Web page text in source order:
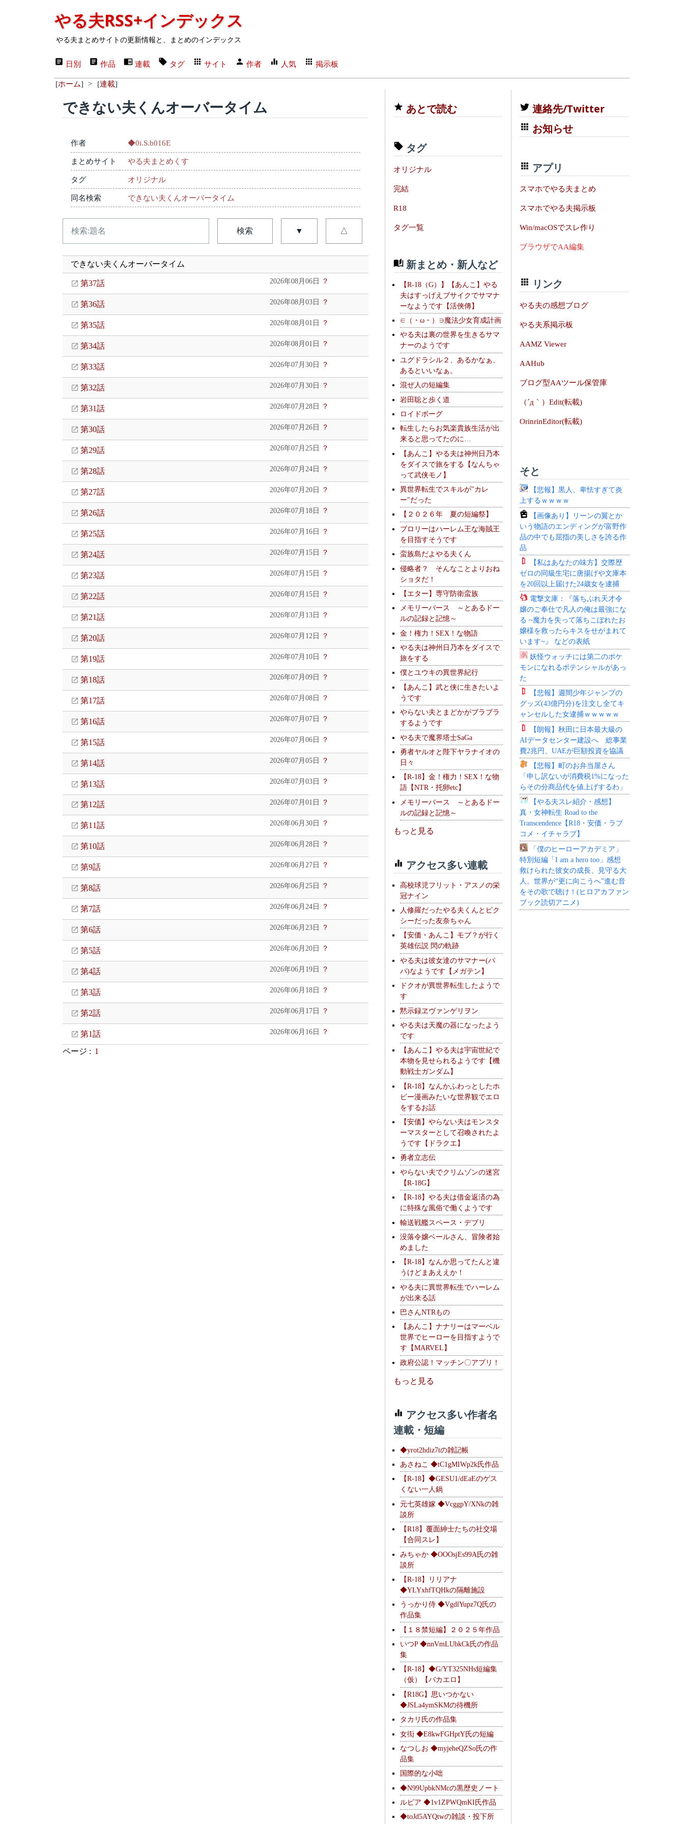
やる夫RSS+インデックス
やる夫まとめサイトの更新情報と、まとめのインデックス
日別 作品 連載 タグ サイト 作者 人気 掲示板
[ホーム] > [連載]
できない夫くんオーバータイム
作者 ◆0i.S.b016E
まとめサイト やる夫まとめくす
タグ オリジナル
同名検索 できない夫くんオーバータイム
検索 ▼ △
できない夫くんオーバータイム
第37話 2026年08月06日 ？
第36話 2026年08月03日 ？
第35話 2026年08月01日 ？
第34話 2026年08月01日 ？
第33話 2026年07月30日 ？
第32話 2026年07月30日 ？
第31話 2026年07月28日 ？
第30話 2026年07月26日 ？
第29話 2026年07月25日 ？
第28話 2026年07月24日 ？
第27話 2026年07月20日 ？
第26話 2026年07月18日 ？
第25話 2026年07月16日 ？
第24話 2026年07月15日 ？
第23話 2026年07月15日 ？
第22話 2026年07月15日 ？
第21話 2026年07月13日 ？
第20話 2026年07月12日 ？
第19話 2026年07月10日 ？
第18話 2026年07月09日 ？
第17話 2026年07月08日 ？
第16話 2026年07月07日 ？
第15話 2026年07月06日 ？
第14話 2026年07月05日 ？
第13話 2026年07月03日 ？
第12話 2026年07月01日 ？
第11話 2026年06月30日 ？
第10話 2026年06月28日 ？
第9話 2026年06月27日 ？
第8話 2026年06月25日 ？
第7話 2026年06月24日 ？
第6話 2026年06月23日 ？
第5話 2026年06月20日 ？
第4話 2026年06月19日 ？
第3話 2026年06月18日 ？
第2話 2026年06月17日 ？
第1話 2026年06月16日 ？
ページ : 1
あとで読む
タグ
オリジナル
完結
R18
タグ一覧
新まとめ・新人など
【R-18（G）】【あんこ】やる
夫はすっげえブサイクでサマナ
ーなようです【活俠傳】
∈（・ω・）∋魔法少女育成計画
やる夫は裏の世界を生きるサマ
ナーのようです
ユグドラシル２、あるかなぁ、
あるといいなぁ。
混ぜ人の短編集
岩田聡と歩く道
ロイドボーグ
転生したらお気楽貴族生活が出
来ると思ってたのに…
【あんこ】やる夫は神州日乃本
をダイスで旅をする【なんちゃ
って武侠モノ】
異世界転生でスキルが"カレ
ー"だった
【２０２６年 夏の短編祭】
ブロリーはハーレム王な海賊王
を目指すそうです
蛮族島だよやる夫くん
侵略者？ そんなことよりおね
ショタだ！
【エター】専守防衛蛮族
メモリーバース ～とあるドー
ルの記録と記憶～
金！権力！SEX！な物語
やる夫は神州日乃本をダイスで
旅をする
僕とユウキの異世界紀行
【あんこ】武と侠に生きたいよ
うです
やらない夫とまどかがブラブラ
するようです
やる夫で魔界塔士SaGa
勇者ヤルオと陛下ヤラナイオの
日々
【R-18】金！権力！SEX！な物
語【NTR・托卵etc】
メモリーバース ～とあるドー
ルの記録と記憶～
もっと見る
アクセス多い連載
高校球児フリット・アスノの栄
冠ナイン
人修羅だったやる夫くんとピク
シーだった友奈ちゃん
【安価・あんこ】モブ？が行く
英雄伝説 閃の軌跡
やる夫は彼女達のサマナー(パ
パ)なようです【メガテン】
ドクオが異世界転生したようで
す
黙示録ヱヴァンゲリヲン
やる夫は天魔の器になったよう
です
【あんこ】やる夫は宇宙世紀で
本物を見せられるようです【機
動戦士ガンダム】
【R-18】なんかふわっとしたホ
ビー漫画みたいな世界観でエロ
をするお話
【安価】やらない夫はモンスタ
ーマスターとして召喚されたよ
うです【ドラクエ】
勇者立志伝
やらない夫でクリムゾンの迷宮
【R-18G】
【R-18】やる夫は借金返済の為
に特殊な風俗で働くようです
輸送戦艦スペース・デブリ
没落令嬢ベールさん、冒険者始
めました
【R-18】なんか思ってたんと違
うけどまあええか！
やる夫に異世界転生でハーレム
が出来る話
巴さんNTRもの
【あんこ】ナナリーはマーベル
世界でヒーローを目指すようで
す【MARVEL】
政府公認！マッチン〇アプリ！
もっと見る
アクセス多い作者名
連載・短編
◆yrot2hdiz7tの雑記帳
あさねこ ◆tC1gMIWp2k氏作品
【R-18】◆GESU1/dEaEのゲス
くない一人鍋
元七英雄嫁 ◆VcggpY/XNkの雑
談所
【R18】覆面紳士たちの社交場
【合同スレ】
みちゃか ◆OOOsjEs99A氏の雑
談所
【R-18】リリアナ
◆YLYxhfTQHkの隔離施設
うっかり侍 ◆VgdlYupz7Q氏の
作品集
【１８禁短編】２０２５年作品
いつP ◆nnVmLUbkCk氏の作品
集
【R-18】◆G/YT325NHs短編集
（仮）【バカエロ】
【R18G】思いつかない
◆JSLa4ymSKMの待機所
タカリ氏の作品集
女衒 ◆E8kwFGHptY氏の短編
なつしお ◆myjeheQZSo氏の作
品集
国際的な小咄
◆N99UpbkNMcの黒歴史ノート
ルピア ◆1v1ZPWQmKI氏作品
◆toJd5AYQtwの雑談・投下所
連絡先/Twitter
お知らせ
アプリ
スマホでやる夫まとめ
スマホでやる夫掲示板
Win/macOSでスレ作り
ブラウザでAA編集
リンク
やる夫の感想ブログ
やる夫系掲示板
AAMZ Viewer
AAHub
ブログ型AAツール保管庫
（´д｀）Edit(転載)
OrinrinEditor(転載)
そと
【悲報】黒人、卑怯すぎて炎
上するｗｗｗｗ
【画像あり】リーンの翼とか
いう物語のエンディングが富野作
品の中でも屈指の美しさを誇る作
品
【私はあなたの味方】交際歴
ゼロの同級生宅に唐揚げや文庫本
を20回以上届けた24歳女を逮捕
電撃文庫：『落ちぶれ天才令
嬢のご奉仕で凡人の俺は最強にな
る ~魔力を失って落ちこぼれたお
嬢様を救ったらキスをせがまれて
います~』 などの表紙
妖怪ウォッチには第二のポケ
モンになれるポテンシャルがあっ
た
【悲報】週間少年ジャンプの
グッズ(43億円分)を注文し全てキ
ャンセルした女逮捕ｗｗｗｗｗ
【朗報】秋田に日本最大級の
AIデータセンター建設へ 総事業
費2兆円、UAEが巨額投資を協議
【悲報】町のお弁当屋さん
「申し訳ないが消費税1%になった
らその分商品代を値上げするわ」
【やる夫スレ紹介・感想】
真・女神転生 Road to the
Transcendence【R18・安価・ラブ
コメ・イチャラブ】
「僕のヒーローアカデミア」
特別短編「I am a hero too」感想
救けられた彼女の成長、見守る大
人。世界が“更に向こうへ”進む音
をその歌で聴け！(ヒロアカファン
ブック読切アニメ)